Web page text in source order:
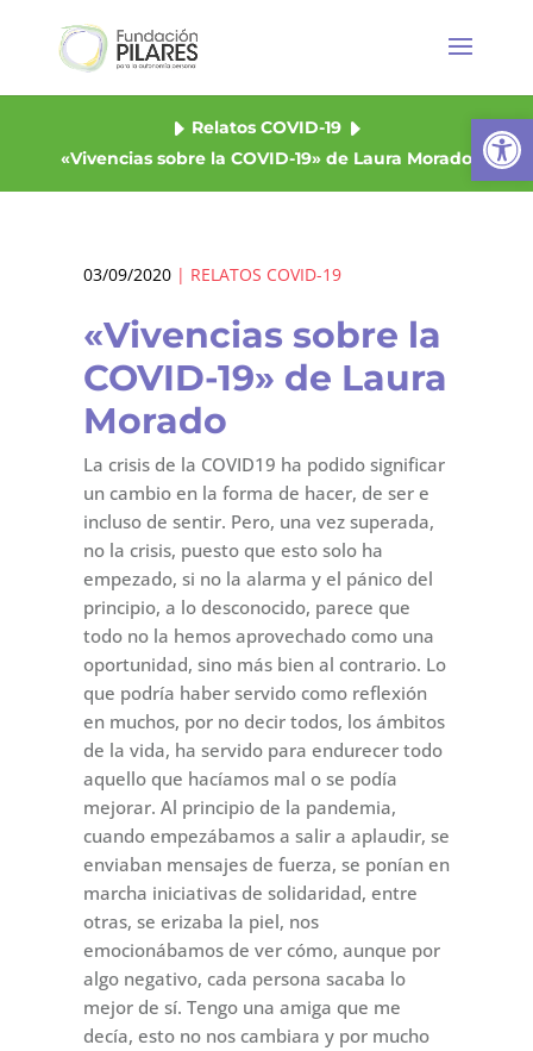
Relatos COVID-19
«Vivencias sobre la COVID-19» de Laura Morado
03/09/2020| RELATOS COVID-19
«Vivencias sobre la
COVID-19» de Laura
Morado
La crisis de la COVID19 ha podido significar
un cambio en la forma de hacer, de ser e
incluso de sentir. Pero, una vez superada,
no la crisis, puesto que esto solo ha
empezado, si no la alarma y el pánico del
principio, a lo desconocido, parece que
todo no la hemos aprovechado como una
oportunidad, sino más bien al contrario. Lo
que podría haber servido como reflexión
en muchos, por no decir todos, los ámbitos
de la vida, ha servido para endurecer todo
aquello que hacíamos mal o se podía
mejorar. Al principio de la pandemia,
cuando empezábamos a salir a aplaudir, se
enviaban mensajes de fuerza, se ponían en
marcha iniciativas de solidaridad, entre
otras, se erizaba la piel, nos
emocionábamos de ver cómo, aunque por
algo negativo, cada persona sacaba lo
mejor de sí. Tengo una amiga que me
decía, esto no nos cambiara y por mucho